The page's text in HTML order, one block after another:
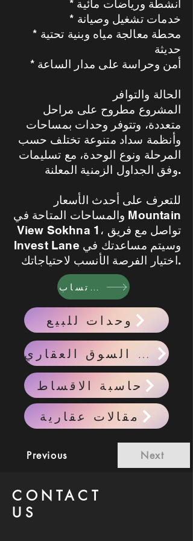
* أنشطة ورياضات مائية
* خدمات تشغيل وصيانة
* محطة معالجة مياه وبنية تحتية
حديثة
* أمن وحراسة على مدار الساعة
الحالة والتوافر
المشروع مطروح على مراحل
متعددة، وتتوفر وحدات بمساحات
وأنظمة سداد متنوعة تختلف حسب
المرحلة ونوع الوحدة، مع تسليمات
وفق الجداول الزمنية المعلنة.
للتعرف على أحدث الأسعار
والمساحات المتاحة في Mountain
View Sokhna 1، تواصل مع فريق
Invest Lane وسيتم مساعدتك في
اختيار الفرصة الأنسب لاحتياجاتك.
واتساب
وحدات للبيع
احدث اخبار السوق العقاري
حاسبة الاقساط
مقالات عقارية
Previous Next
CONTACT
US